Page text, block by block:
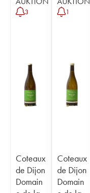
3
Coteaux
de Dijon
Domain
1
Coteaux
de Dijon
Domain